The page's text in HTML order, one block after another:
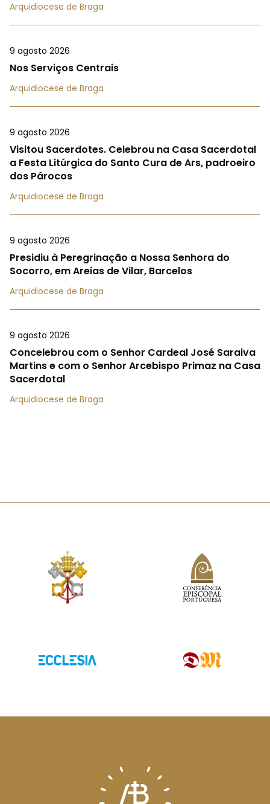
Arquidiocese de Braga
9 agosto 2026
Nos Serviços Centrais
Arquidiocese de Braga
9 agosto 2026
Visitou Sacerdotes. Celebrou na Casa Sacerdotal
a Festa Litúrgica do Santo Cura de Ars, padroeiro
dos Párocos
Arquidiocese de Braga
9 agosto 2026
Presidiu à Peregrinação a Nossa Senhora do
Socorro, em Areias de Vilar, Barcelos
Arquidiocese de Braga
9 agosto 2026
Concelebrou com o Senhor Cardeal José Saraiva
Martins e com o Senhor Arcebispo Primaz na Casa
Sacerdotal
Arquidiocese de Braga